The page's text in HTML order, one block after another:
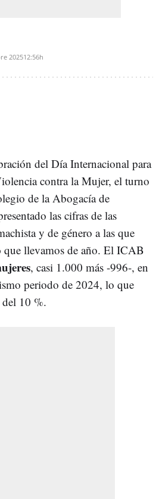
202512:56h
del Día Internacional para
contra la Mujer, el turno
de la Abogacía de
las cifras de las
y de género a las que
que llevamos de año. El ICAB
, casi 1.000 más -996-, en
periodo de 2024, lo que
10 %.